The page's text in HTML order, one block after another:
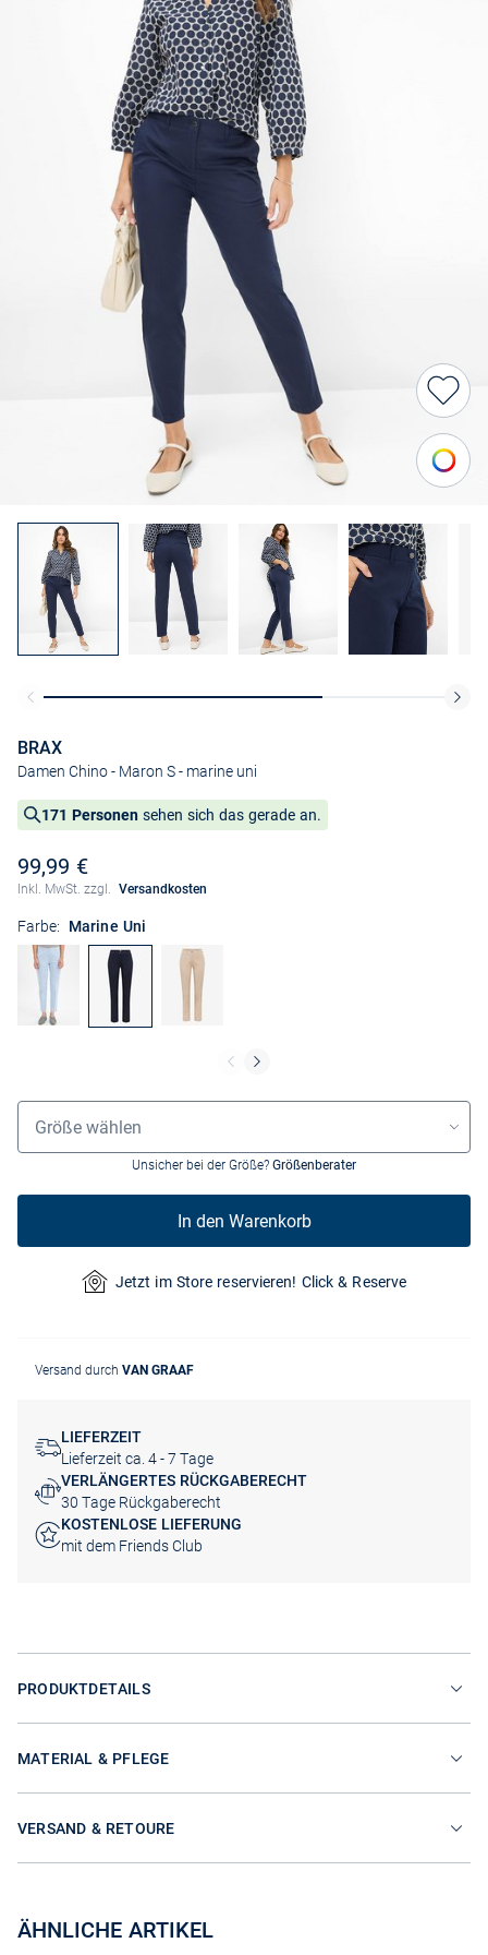
BRAX
Damen Chino - Maron S- marine uni
171 Personen sehen sich das gerade an.
99,99 €
Inkl. MwSt. zzgl. Versandkosten
Farbe: Marine Uni
Größenauswahl
Größe wählen
Unsicher bei der Größe? Größenberater
In den Warenkorb
Jetzt im Store reservieren! Click & Reserve
Versand durch VAN GRAAF
LIEFERZEIT
Lieferzeit ca. 4 - 7 Tage
VERLÄNGERTES RÜCKGABERECHT
30 Tage Rückgaberecht
KOSTENLOSE LIEFERUNG
mit dem Friends Club
PRODUKTDETAILS
MATERIAL & PFLEGE
VERSAND & RETOURE
ÄHNLICHE ARTIKEL